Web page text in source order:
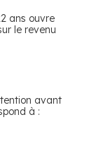
ans ouvre
le revenu
avant
à :